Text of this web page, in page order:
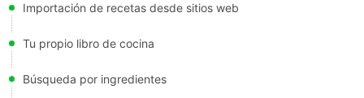
Importación de recetas desde sitios web
Tu propio libro de cocina
Búsqueda por ingredientes